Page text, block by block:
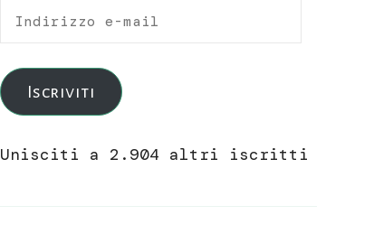
Indirizzo
mail
Iscriviti
Unisciti a 2.904 altri iscritti